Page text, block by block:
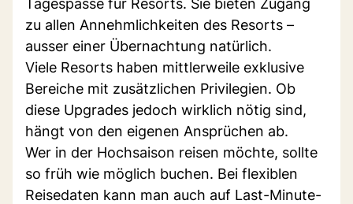
Tagespässe für Resorts. Sie bieten Zugang
zu allen Annehmlichkeiten des Resorts –
ausser einer Übernachtung natürlich.
Viele Resorts haben mittlerweile exklusive
Bereiche mit zusätzlichen Privilegien. Ob
diese Upgrades jedoch wirklich nötig sind,
hängt von den eigenen Ansprüchen ab.
Wer in der Hochsaison reisen möchte, sollte
so früh wie möglich buchen. Bei flexiblen
Reisedaten kann man auch auf Last-Minute-